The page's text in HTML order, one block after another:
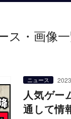
ス・画像
ニュース
人気ゲー
通して情